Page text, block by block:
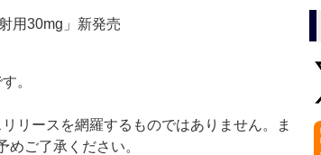
用30mg」新発売
。
リースを網羅するものではありません。ま
ご了承ください。